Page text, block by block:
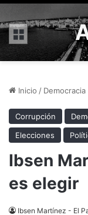
Menú
Inicio /
Corrupción
Elecciones
Ibsen
es elegir
Ibsen Martínez - El